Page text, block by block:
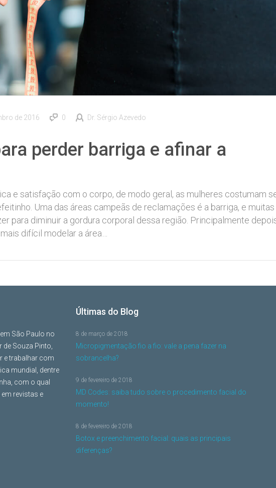
de 2016 0 Dr. Sérgio Azevedo
perder barriga e afinar a
e satisfação com o corpo, de modo geral, as mulheres costumam
Uma das áreas campeãs de reclamações é a barriga, e muitas
para diminuir a gordura corporal dessa região. Principalmente
difícil modelar a área…
São Paulo no
Souza Pinto,
e trabalhar com
mundial, dentre
com o qual
revistas e
Últimas do Blog
Micropigmentação fio a fio: vale a pena fazer na
sobrancelha?
8 de março de 2018
MD Codes: saiba tudo sobre o procedimento facial do
momento!
9 de fevereiro de 2018
Botox e preenchimento facial: quais as principais
diferenças?
8 de fevereiro de 2018